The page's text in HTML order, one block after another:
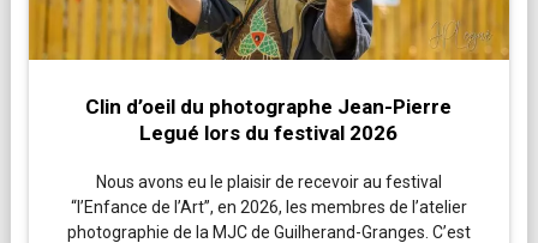
Clin d’oeil du photographe Jean-Pierre
Legué lors du festival 2026
Nous avons eu le plaisir de recevoir au festival
“l’Enfance de l’Art”, en 2026, les membres de l’atelier
photographie de la MJC de Guilherand-Granges. C’est